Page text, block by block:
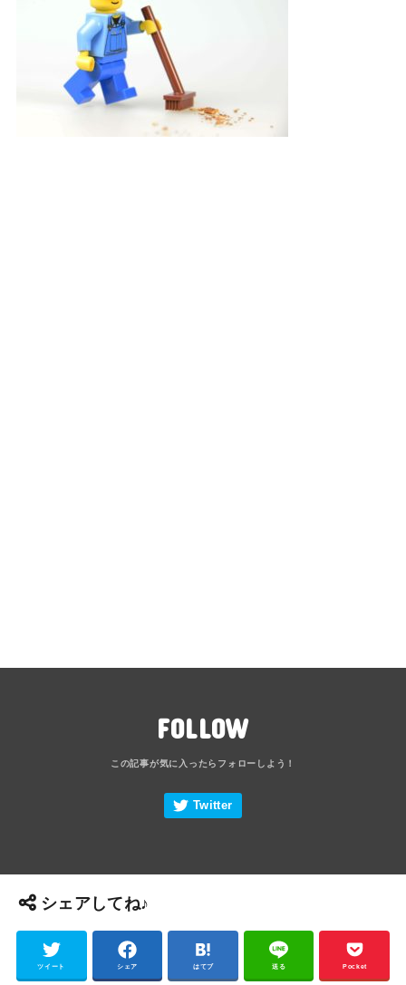
FOLLOW
シェアしてね♪
ツイート シェア はてブ 送る Pocket